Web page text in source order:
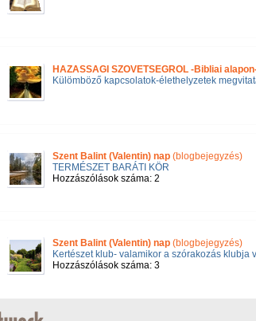
HAZASSAGI SZOVETSEGROL -Bibliai
Külömböző kapcsolatok-élethelyzetek
Szent Balint (Valentin) nap(blogbejegyzés)
TERMÉSZET BARÁTI KÖR
Hozzászólások száma: 2
Szent Balint (Valentin) nap(blogbejegyzés)
Kertészet klub- valamikor a szórakozás klubja
Hozzászólások száma: 3